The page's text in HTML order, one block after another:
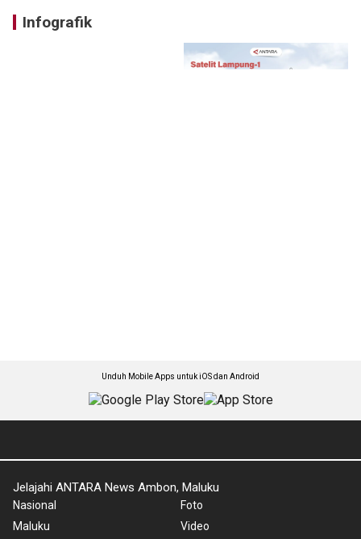
Infografik
Unduh Mobile Apps untuk iOS dan Android
Jelajahi ANTARA News Ambon, Maluku
Nasional
Maluku
Foto
Video